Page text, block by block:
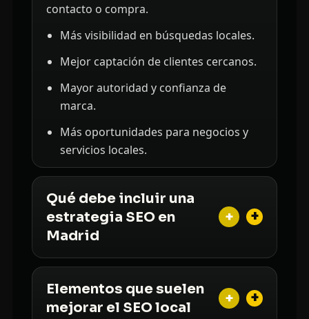
contacto o compra.
Más visibilidad en búsquedas locales.
Mejor captación de clientes cercanos.
Mayor autoridad y confianza de
marca.
Más oportunidades para negocios y
servicios locales.
Qué debe incluir una
estrategia SEO en
Madrid
+
Elementos que suelen
mejorar el SEO local
+